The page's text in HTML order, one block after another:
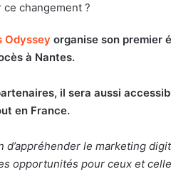
changement ?
Odyssey organise son premier
à Nantes.
il sera aussi
en France.
d’appréhender le marketing
opportunités pour ceux et